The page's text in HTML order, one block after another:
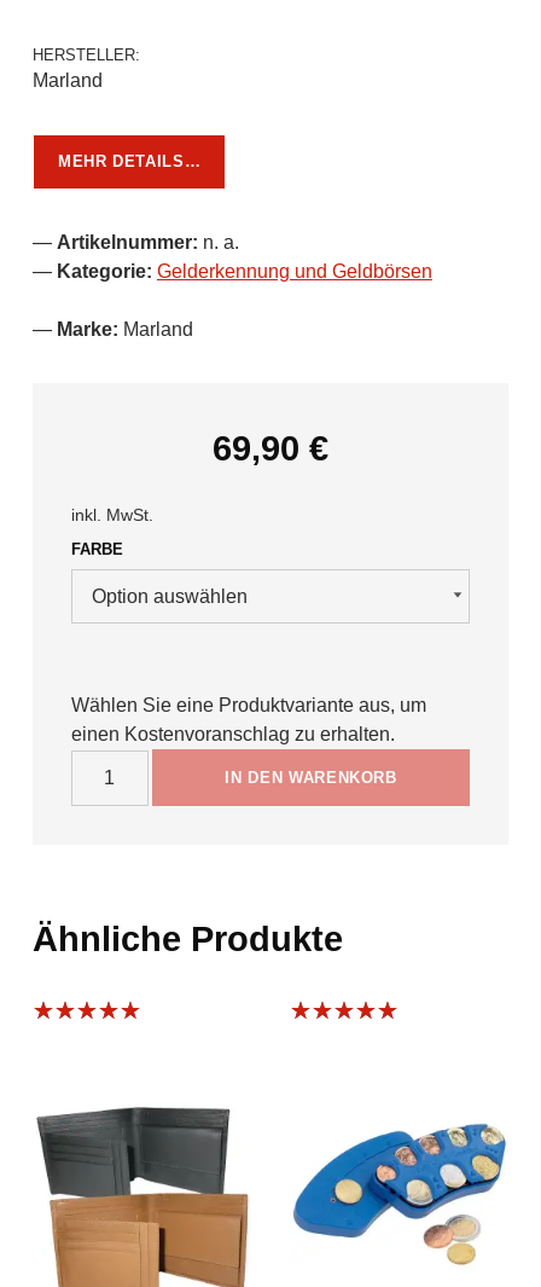
HERSTELLER:
Marland
MEHR DETAILS…
Artikelnummer: n. a.
Kategorie: Gelderkennung und Geldbörsen
Marke: Marland
69,90 €
inkl. MwSt.
FARBE
Wählen Sie eine Produktvariante aus, um
einen Kostenvoranschlag zu erhalten.
Damengeldbörse Marland Menge
IN DEN WARENKORB
Ähnliche Produkte